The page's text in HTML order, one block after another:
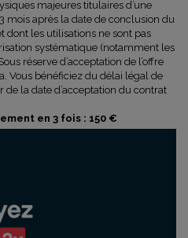
majeures titulaires d’une
mois après la date de conclusion du
dont les utilisations ne sont pas
systématique (notamment les
réserve d’acceptation de l’offre
Vous bénéficiez du délai légal de
la date d’acceptation du contrat
en 3 fois : 150 €